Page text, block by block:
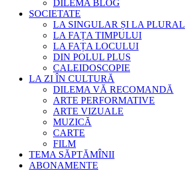
DILEMA BLOG
SOCIETATE
LA SINGULAR ȘI LA PLURAL
LA FAȚA TIMPULUI
LA FAȚA LOCULUI
DIN POLUL PLUS
CALEIDOSCOPIE
LA ZI ÎN CULTURĂ
DILEMA VĂ RECOMANDĂ
ARTE PERFORMATIVE
ARTE VIZUALE
MUZICĂ
CARTE
FILM
TEMA SĂPTĂMÎNII
ABONAMENTE